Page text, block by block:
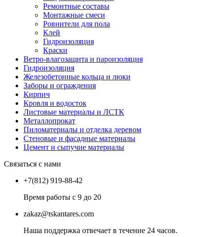
Ремонтные составы
Монтажные смеси
Ровнители для пола
Клей
Гидроизоляция
Краски
Ветро-влагозащита и пароизоляция
Гидроизоляция
Железобетонные кольца и люки
Заборы и ограждения
Кирпич
Кровля и водосток
Листовые материалы и ЛСТК
Металлопрокат
Пиломатериалы и отделка деревом
Стеновые и фасадные материалы
Цемент и сыпучие материалы
Связаться с нами
+7(812) 919-88-42
Время работы с 9 до 20
zakaz@tskantares.com
Наша поддержка отвечает в течение 24 часов.